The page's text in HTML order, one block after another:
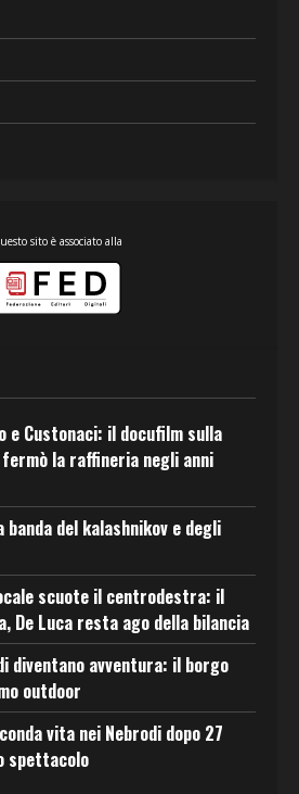
sito è associato alla
e Custonaci: il docufilm sulla
la raffineria negli anni
del kalashnikov e degli
scuote il centrodestra: il
De Luca resta ago della bilancia
diventano avventura: il borgo
outdoor
vita nei Nebrodi dopo 27
spettacolo